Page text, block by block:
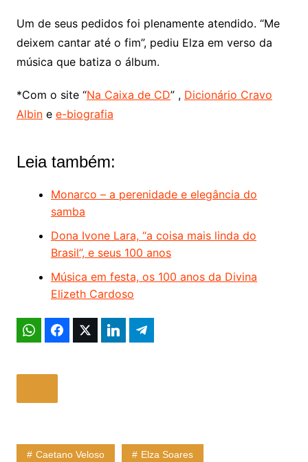
Um de seus pedidos foi plenamente atendido. “Me
deixem cantar até o fim”, pediu Elza em verso da
música que batiza o álbum.
*Com o site “Na Caixa de CD” , Dicionário Cravo
Albine e-biografia
Leia também:
Monarco – a perenidade e elegância do
samba
Dona Ivone Lara, “a coisa mais linda do
Brasil”, e seus 100 anos
Música em festa, os 100 anos da Divina
Elizeth Cardoso
Caetano Veloso Elza Soares